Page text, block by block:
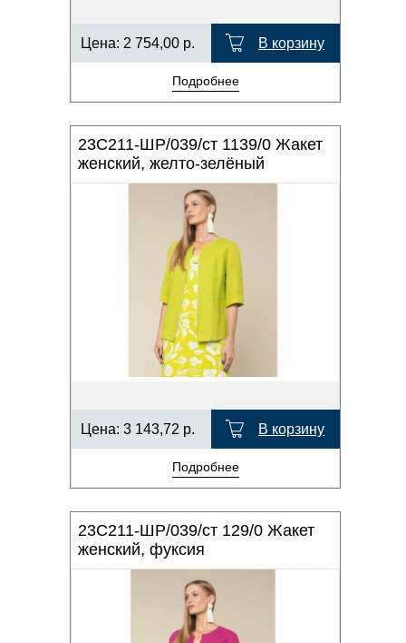
Цена: 2 754,00 р. В корзину
Подробнее
23С211-ШР/039/ст 1139/0 Жакет
женский, желто-зелёный
Цена: 3 143,72 р. В корзину
Подробнее
23С211-ШР/039/ст 129/0 Жакет
женский, фуксия